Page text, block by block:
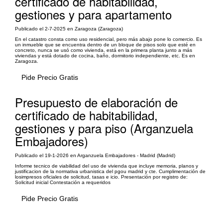
gestiones y para apartamento
Publicado el 2-7-2025 en Zaragoza (Zaragoza)
En el catastro consta como uso residencial, pero más abajo pone lo comercio. Es
un inmueble que se encuentra dentro de un bloque de pisos solo que esté en
concreto, nunca se usó como vivienda, está en la primera planta junto a más
viviendas y está dotado de cocina, baño, dormitorio independiente, etc. Es en
Zaragoza.
Pide Precio Gratis
Presupuesto de elaboración de
certificado de habitabilidad,
gestiones y para piso (Arganzuela
Embajadores)
Publicado el 19-1-2026 en Arganzuela Embajadores - Madrid (Madrid)
Informe tecnico de viabilidad del uso de vivienda que incluye memoria, planos y
justificacion de la normativa urbanistica del pgou madrid y cte. Cumplimentación de
losimpresos oficiales de solicitud, tasas e icio. Presentación por registro de:
Solicitud inicial Contestación a requeridos
Pide Precio Gratis